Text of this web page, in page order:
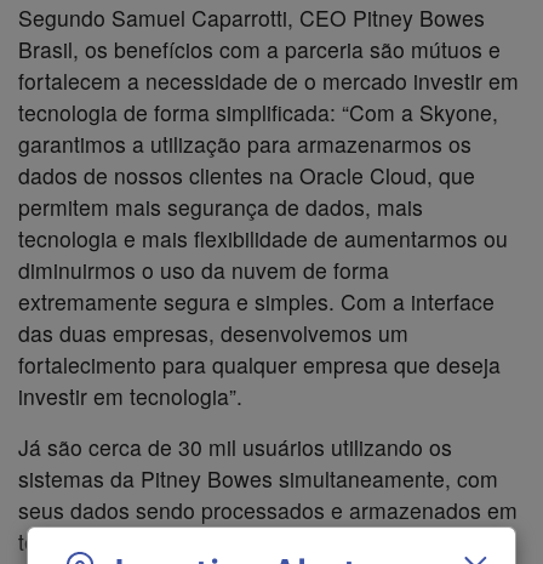
Segundo Samuel Caparrotti, CEO Pitney Bowes
Brasil, os benefícios com a parceria são mútuos e
fortalecem a necessidade de o mercado investir em
tecnologia de forma simplificada: “Com a Skyone,
garantimos a utilização para armazenarmos os
dados de nossos clientes na Oracle Cloud, que
permitem mais segurança de dados, mais
tecnologia e mais flexibilidade de aumentarmos ou
diminuirmos o uso da nuvem de forma
extremamente segura e simples. Com a interface
das duas empresas, desenvolvemos um
fortalecimento para qualquer empresa que deseja
investir em tecnologia”.
Já são cerca de 30 mil usuários utilizando os
sistemas da Pitney Bowes simultaneamente, com
seus dados sendo processados e armazenados em
tempo real na Oracle Cloud, por intermédio da